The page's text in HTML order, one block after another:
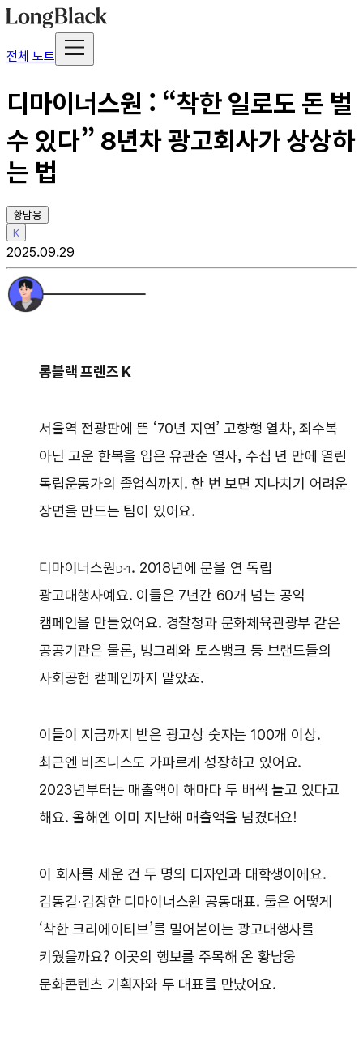
전체 노트
디마이너스원 : “착한 일로도 돈 벌
수 있다” 8년차 광고회사가 상상하
는 법
황남웅
K
2025.09.29
롱블랙 프렌즈 K
서울역 전광판에 뜬 ‘70년 지연’ 고향행 열차, 죄수복
아닌 고운 한복을 입은 유관순 열사, 수십 년 만에 열린
독립운동가의 졸업식까지. 한 번 보면 지나치기 어려운
장면을 만드는 팀이 있어요.
디마이너스원D-1 . 2018년에 문을 연 독립
광고대행사예요. 이들은 7년간 60개 넘는 공익
캠페인을 만들었어요. 경찰청과 문화체육관광부 같은
공공기관은 물론, 빙그레와 토스뱅크 등 브랜드들의
사회공헌 캠페인까지 맡았죠.
이들이 지금까지 받은 광고상 숫자는 100개 이상.
최근엔 비즈니스도 가파르게 성장하고 있어요.
2023년부터는 매출액이 해마다 두 배씩 늘고 있다고
해요. 올해엔 이미 지난해 매출액을 넘겼대요!
이 회사를 세운 건 두 명의 디자인과 대학생이에요.
김동길·김장한 디마이너스원 공동대표. 둘은 어떻게
‘착한 크리에이티브’를 밀어붙이는 광고대행사를
키웠을까요? 이곳의 행보를 주목해 온 황남웅
문화콘텐츠 기획자와 두 대표를 만났어요.